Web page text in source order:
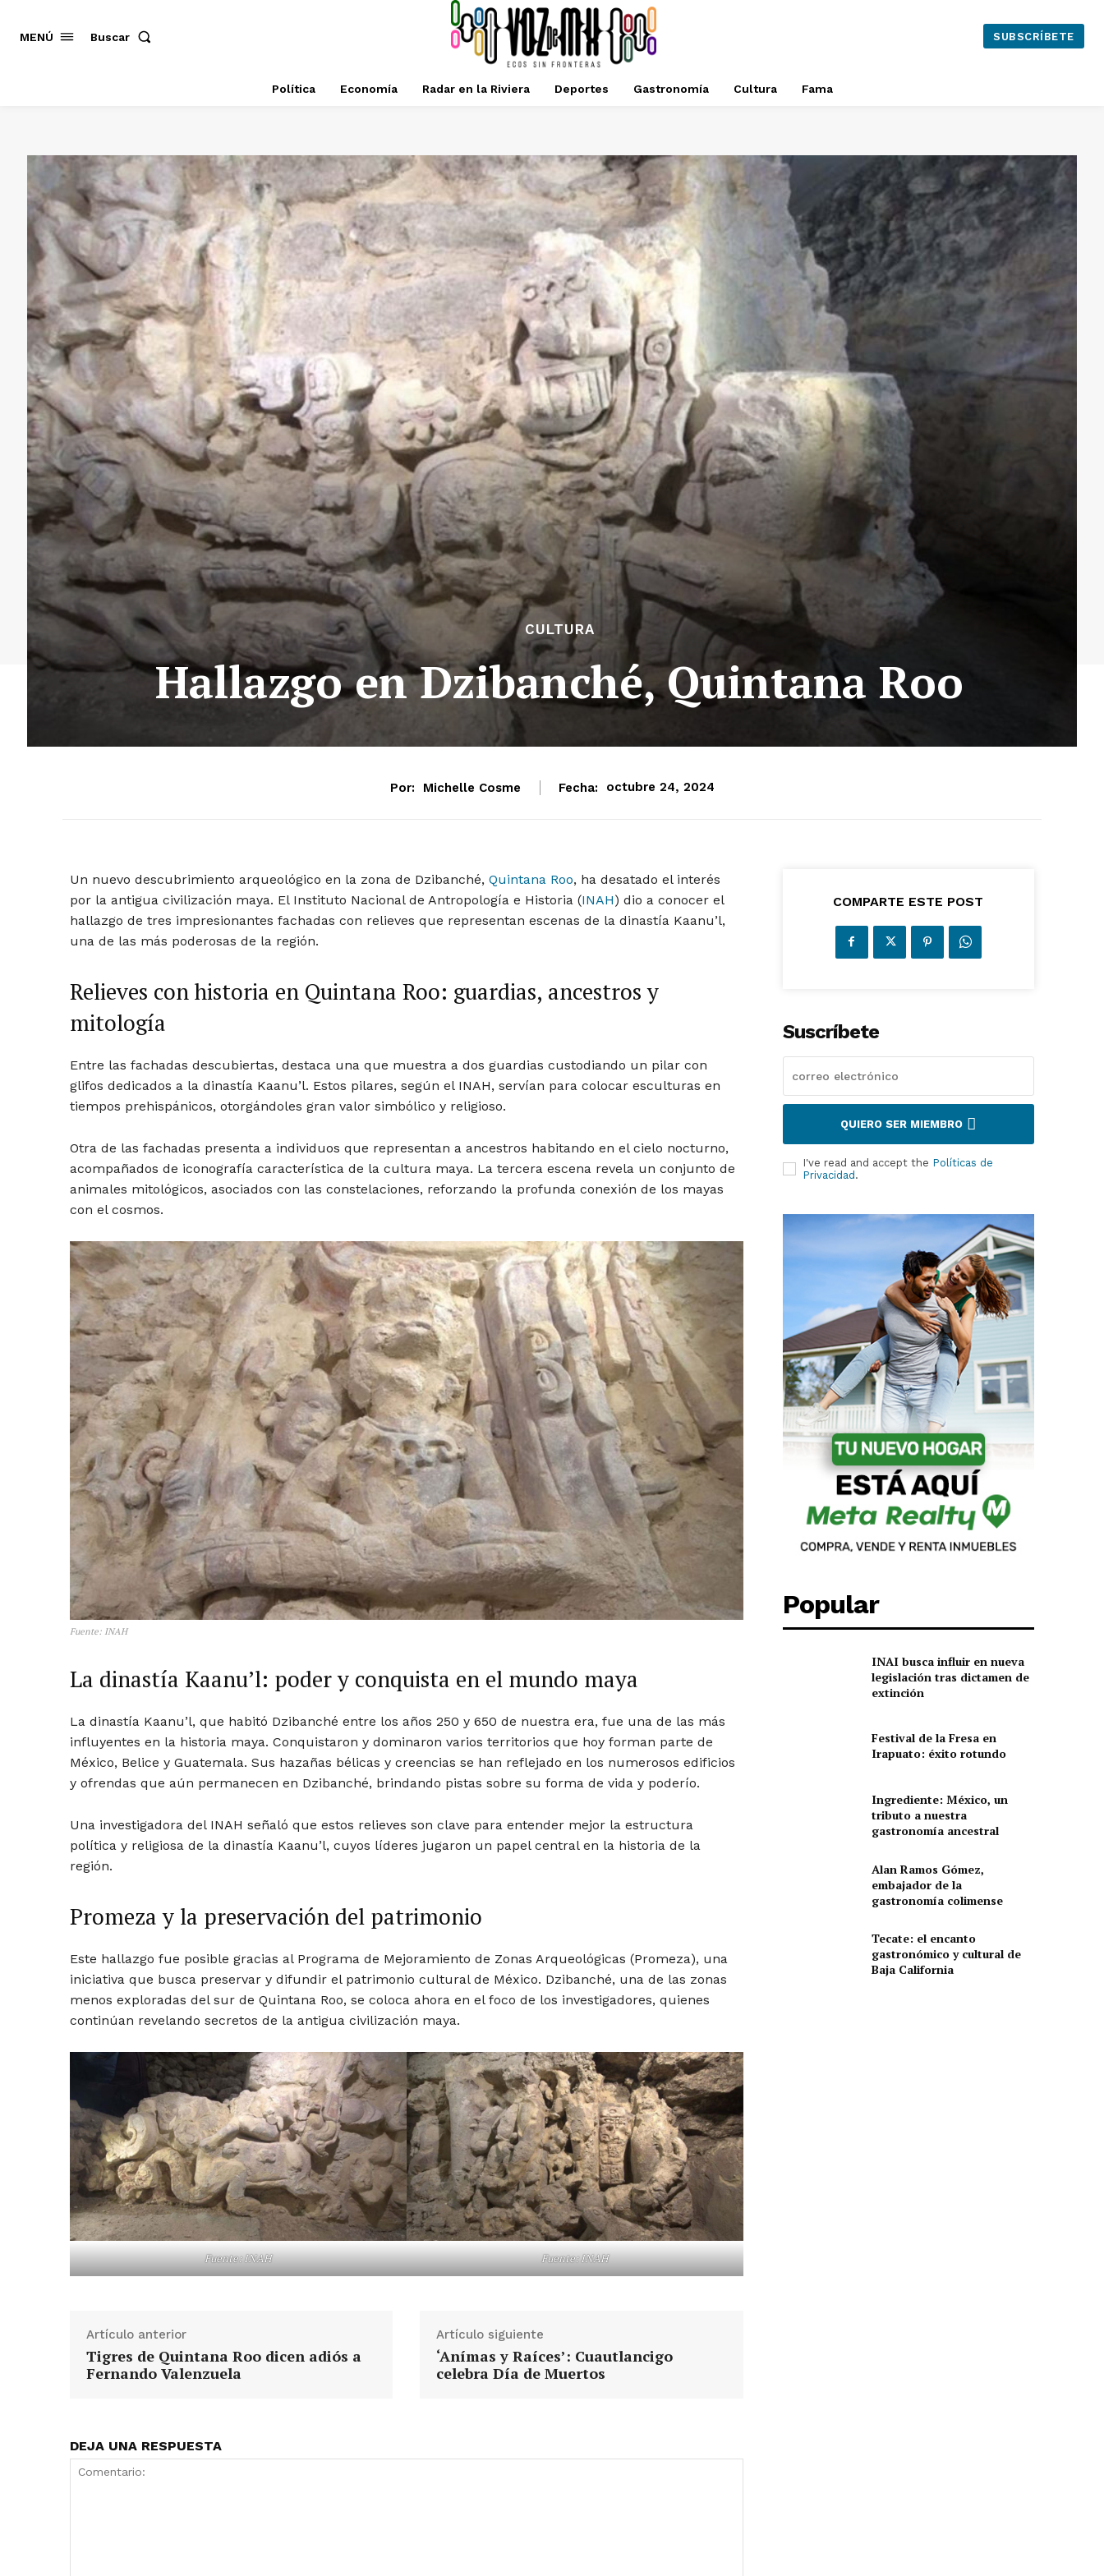
MENÚ Buscar SUBSCRÍBETE
Política Economía Radar en la Riviera Deportes Gastronomía Cultura Fama
CULTURA
Hallazgo en Dzibanché, Quintana Roo
Por: Michelle Cosme Fecha: octubre 24, 2024
Un nuevo descubrimiento arqueológico en la zona de Dzibanché, Quintana Roo, ha desatado el interés
por la antigua civilización maya. El Instituto Nacional de Antropología e Historia (INAH) dio a conocer el
hallazgo de tres impresionantes fachadas con relieves que representan escenas de la dinastía Kaanu’l,
una de las más poderosas de la región.
Relieves con historia en Quintana Roo: guardias, ancestros y
mitología
Entre las fachadas descubiertas, destaca una que muestra a dos guardias custodiando un pilar con
glifos dedicados a la dinastía Kaanu’l. Estos pilares, según el INAH, servían para colocar esculturas en
tiempos prehispánicos, otorgándoles gran valor simbólico y religioso.
Otra de las fachadas presenta a individuos que representan a ancestros habitando en el cielo nocturno,
acompañados de iconografía característica de la cultura maya. La tercera escena revela un conjunto de
animales mitológicos, asociados con las constelaciones, reforzando la profunda conexión de los mayas
con el cosmos.
Fuente: INAH
La dinastía Kaanu’l: poder y conquista en el mundo maya
La dinastía Kaanu’l, que habitó Dzibanché entre los años 250 y 650 de nuestra era, fue una de las más
influyentes en la historia maya. Conquistaron y dominaron varios territorios que hoy forman parte de
México, Belice y Guatemala. Sus hazañas bélicas y creencias se han reflejado en los numerosos edificios
y ofrendas que aún permanecen en Dzibanché, brindando pistas sobre su forma de vida y poderío.
Una investigadora del INAH señaló que estos relieves son clave para entender mejor la estructura
política y religiosa de la dinastía Kaanu’l, cuyos líderes jugaron un papel central en la historia de la
región.
Promeza y la preservación del patrimonio
Este hallazgo fue posible gracias al Programa de Mejoramiento de Zonas Arqueológicas (Promeza), una
iniciativa que busca preservar y difundir el patrimonio cultural de México. Dzibanché, una de las zonas
menos exploradas del sur de Quintana Roo, se coloca ahora en el foco de los investigadores, quienes
continúan revelando secretos de la antigua civilización maya.
Fuente: INAH Fuente: INAH
Artículo anterior
Tigres de Quintana Roo dicen adiós a
Fernando Valenzuela
Artículo siguiente
‘Anímas y Raíces’: Cuautlancigo
celebra Día de Muertos
DEJA UNA RESPUESTA
COMPARTE ESTE POST
Suscríbete
QUIERO SER MIEMBRO
I've read and accept the Políticas de
Privacidad.
Popular
INAI busca influir en nueva
legislación tras dictamen de
extinción
Festival de la Fresa en
Irapuato: éxito rotundo
Ingrediente: México, un
tributo a nuestra
gastronomía ancestral
Alan Ramos Gómez,
embajador de la
gastronomía colimense
Tecate: el encanto
gastronómico y cultural de
Baja California